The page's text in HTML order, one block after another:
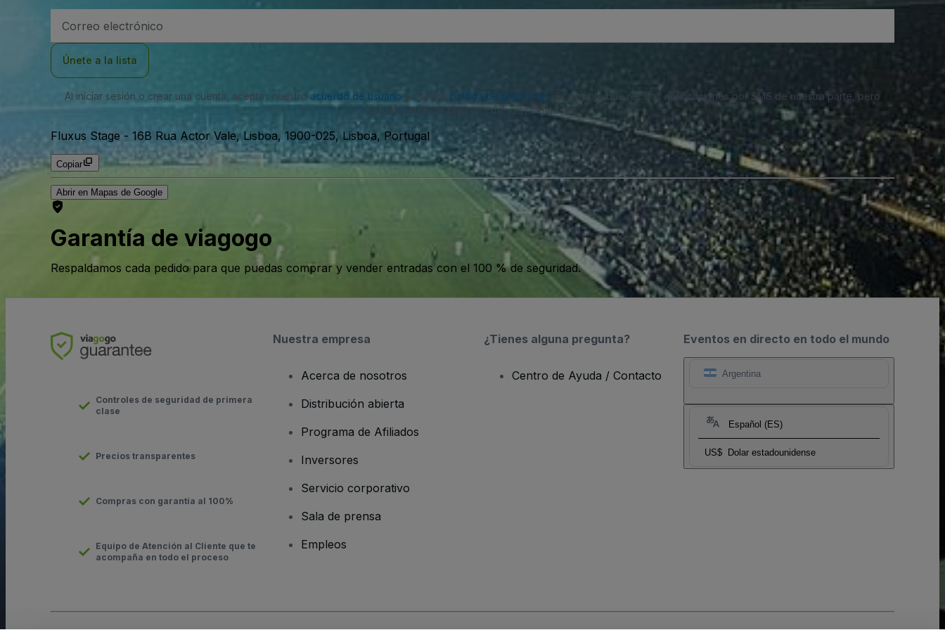
de
Únete a la lista
Al iniciar sesión o crear una cuenta, aceptas nuestro acuerdo de usuarioy nuestra política de privacidad . Es posible que recibas notificaciones por SMS de nuestra parte, pero
puedes darte de baja en cualquier momento.
Fluxus Stage - 16B Rua Actor Vale, Lisboa, 1900-025, Lisboa, Portugal
Copiar
Abrir en Mapas de Google
Garantía de viagogo
Respaldamos cada pedido para que puedas comprar y vender entradas con el 100 % de seguridad.
Eventos en directo en todo el mundo
Argentina
Español (ES)
US$ Dolar estadounidense
Controles de seguridad de primera
clase
Precios transparentes
Compras con garantía al 100%
Equipo de Atención al Cliente que te
acompaña en todo el proceso
Nuestra empresa
Acerca de nosotros
Distribución abierta
Programa de Afiliados
Inversores
Servicio corporativo
Sala de prensa
Empleos
¿Tienes alguna pregunta?
Centro de Ayuda / Contacto